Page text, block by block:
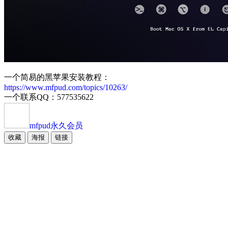
一个简易的黑苹果安装教程：
https://www.mfpud.com/topics/10263/
一个联系QQ：577535622
mfpud永久会员
收藏 海报 链接